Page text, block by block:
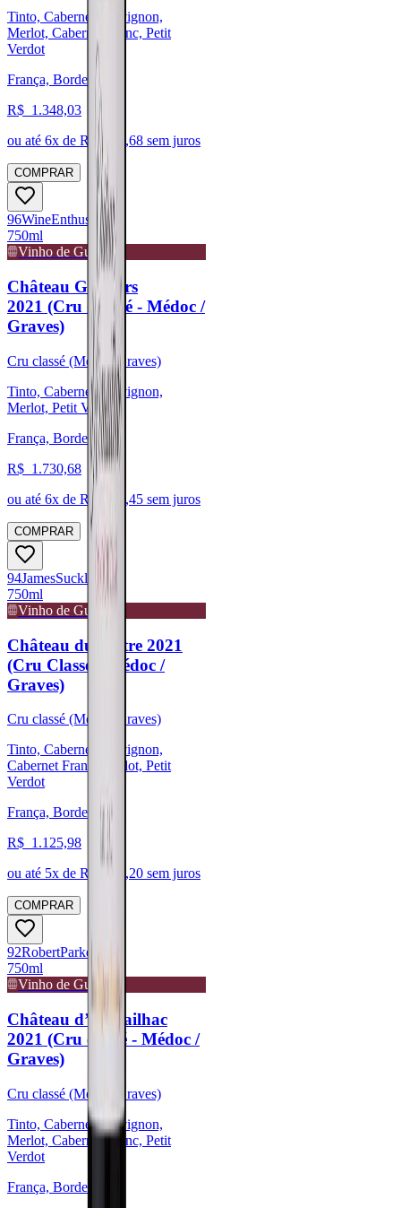
Tinto, Cabernet Sauvignon,
Merlot, Cabernet Franc, Petit
Verdot
França, Bordeaux
R$ 1.348,03
ou até 6x de R$ 224,68 sem juros
COMPRAR
96WineEnthusiast
750ml
Vinho de Guarda
Château Giscours
2021 (Cru Classé - Médoc /
Graves)
Cru classé (Médoc/Graves)
Tinto, Cabernet Sauvignon,
Merlot, Petit Verdot
França, Bordeaux
R$ 1.730,68
ou até 6x de R$ 288,45 sem juros
COMPRAR
94JamesSuckling
750ml
Vinho de Guarda
Château du Tertre 2021
(Cru Classé - Médoc /
Graves)
Cru classé (Médoc/Graves)
Tinto, Cabernet Sauvignon,
Cabernet Franc, Merlot, Petit
Verdot
França, Bordeaux
R$ 1.125,98
ou até 5x de R$ 225,20 sem juros
COMPRAR
92RobertParker
750ml
Vinho de Guarda
Château d’Armailhac
2021 (Cru classé - Médoc /
Graves)
Cru classé (Médoc/Graves)
Tinto, Cabernet Sauvignon,
Merlot, Cabernet Franc, Petit
Verdot
França, Bordeaux